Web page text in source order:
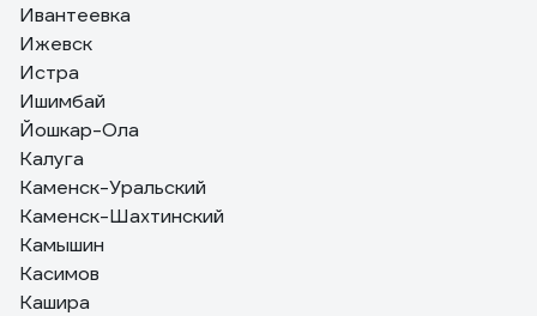
Ивантеевка
Ижевск
Истра
Ишимбай
Йошкар-Ола
Калуга
Каменск-Уральский
Каменск-Шахтинский
Камышин
Касимов
Кашира